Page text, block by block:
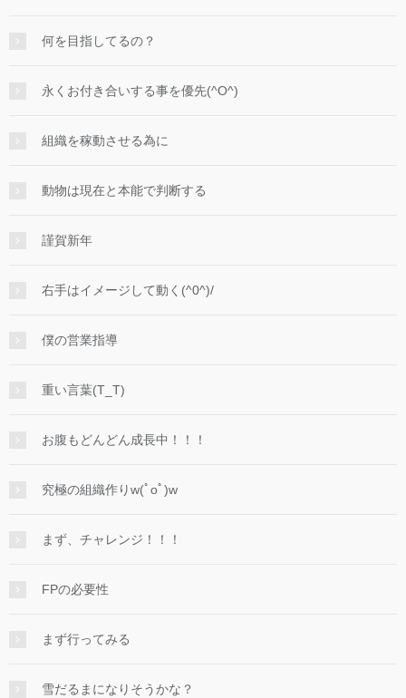
何を目指してるの？
永くお付き合いする事を優先(^O^)
組織を稼動させる為に
動物は現在と本能で判断する
謹賀新年
右手はイメージして動く(^0^)/
僕の営業指導
重い言葉(T_T)
お腹もどんどん成長中！！！
究極の組織作りw(ﾟoﾟ)w
まず、チャレンジ！！！
FPの必要性
まず行ってみる
雪だるまになりそうかな？